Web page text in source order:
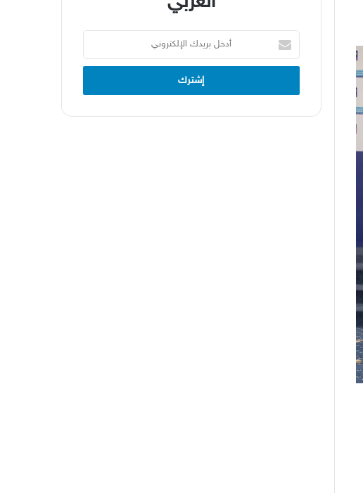
بريدك
الإلكتروني